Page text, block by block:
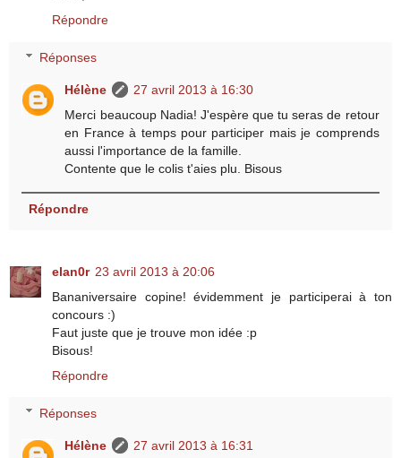
Répondre
Réponses
Hélène
27 avril 2013 à 16:30
Merci beaucoup Nadia! J'espère que tu seras de retour
en France à temps pour participer mais je comprends
aussi l'importance de la famille.
Contente que le colis t'aies plu. Bisous
Répondre
elan0r 23 avril 2013 à 20:06
Bananiversaire copine! évidemment je participerai à ton
concours :)
Faut juste que je trouve mon idée :p
Bisous!
Répondre
Réponses
Hélène
27 avril 2013 à 16:31